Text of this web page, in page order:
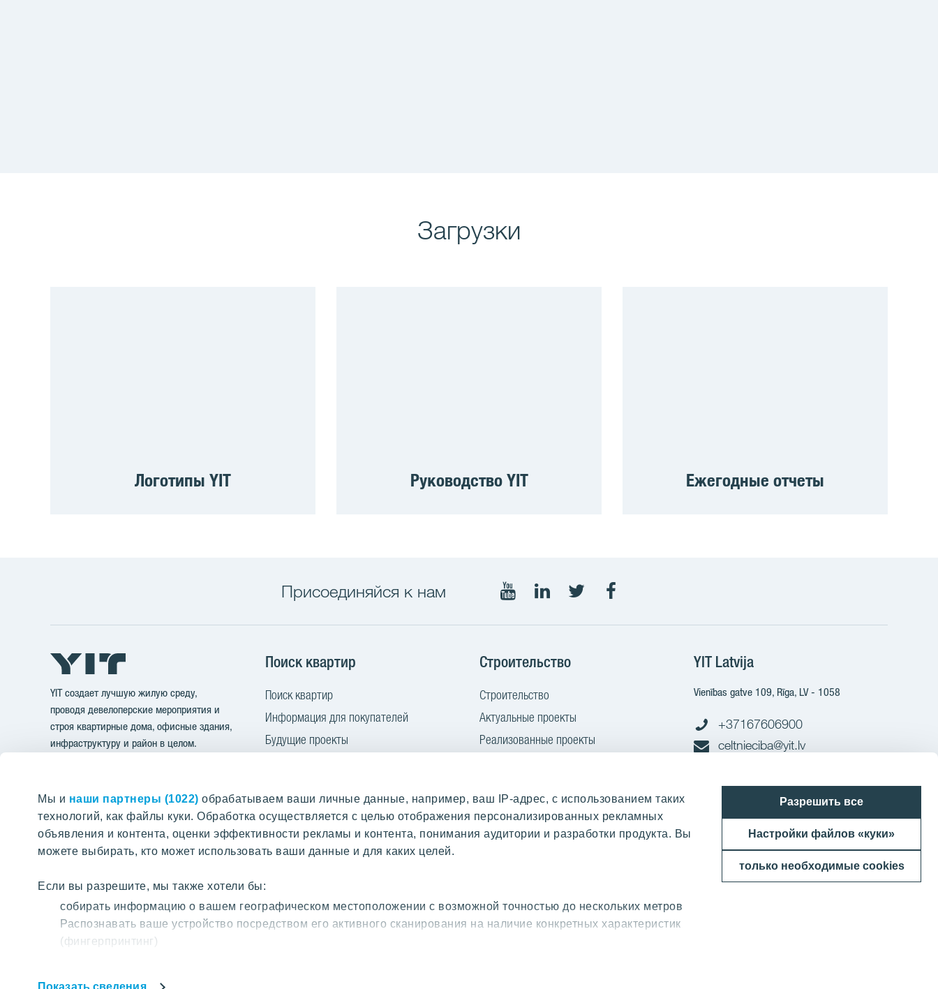
Мы и наши партнеры (1022) обрабатываем ваши личные данные, например, ваш IP-адрес, с использованием таких
технологий, как файлы куки. Обработка осуществляется с целью отображения персонализированных рекламных
объявления и контента, оценки эффективности рекламы и контента, понимания аудитории и разработки продукта. Вы
можете выбирать, кто может использовать ваши данные и для каких целей.
Если вы разрешите, мы также хотели бы:
собирать информацию о вашем географическом местоположении с возможной точностью до нескольких метров
Распознавать ваше устройство посредством его активного сканирования на наличие конкретных характеристик
(фингерпринтинг)
Показать сведения
Разрешить все
Настройки файлов «куки»
только необходимые cookies
Загрузки
Логотипы YIT Руководство YIT Ежегодные отчеты
Присоединяйся к нам
YouTube
LinkedIn
Twitter
YIT создает лучшую жилую среду,
проводя девелоперские мероприятия и
строя квартирные дома, офисные здания,
инфраструктуру и район в целом.
Найти нужные страницы на нашем
портале
Поиск квартир
Поиск квартир
Информация для покупателей
Будущие проекты
Строительство
Строительство
Актуальные проекты
Реализованные проекты
YIT Latvija
Vienības gatve 109, Rīga, LV - 1058
+37167606900
celtnieciba@yit.lv
Проекты
Silvas nami
Kaivas kvartāls
Rubins
Grafits
О компании YIT
Гармоничное развитие